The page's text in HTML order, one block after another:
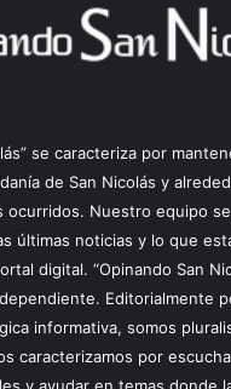
se caracteriza por
de San Nicolás y
ocurridos. Nuestro equipo
últimas noticias y lo que
digital. “Opinando San
Editorialmente
informativa, somos
caracterizamos por